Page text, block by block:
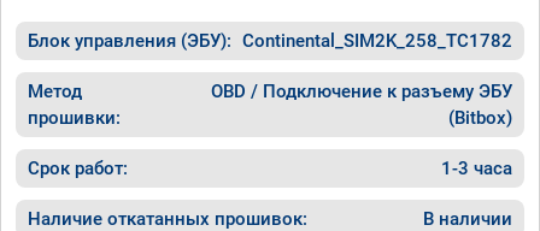
Блок управления (ЭБУ): Continental_SIM2K_258_TC1782
Метод
прошивки:
OBD / Подключение к разъему ЭБУ
(Bitbox)
Срок работ: 1-3 часа
Наличие откатанных прошивок: В наличии